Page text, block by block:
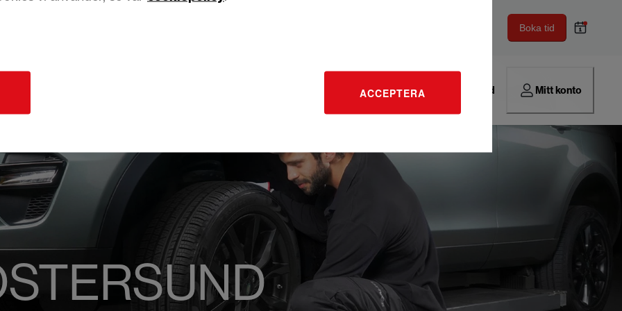
ACCEPTERA
Boka tid
Hitta verkstad Mitt konto